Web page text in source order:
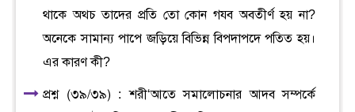
থাকে অথচ তাদের প্রতি তো কোন গযব অবতীর্ণ হয় না?
অনেকে সামান্য পাপে জড়িয়ে বিভিন্ন বিপদাপদে পতিত হয়।
এর কারণ কী?
প্রশ্ন (৩৯/৩৯) : শরী‘আতে সমালোচনার আদব সম্পর্কে